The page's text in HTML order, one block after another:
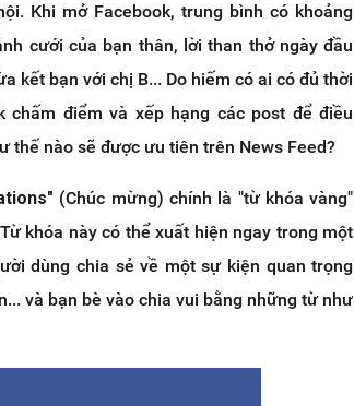
Khi mở Facebook, trung bình có khoảng
cưới của bạn thân, lời than thở ngày đầu
kết bạn với chị B... Do hiếm có ai có đủ thời
chấm điểm và xếp hạng các post để điều
thế nào sẽ được ưu tiên trên News Feed?
(Chúc mừng) chính là "từ khóa vàng"
khóa này có thể xuất hiện ngay trong một
dùng chia sẻ về một sự kiện quan trọng
và bạn bè vào chia vui bằng những từ như